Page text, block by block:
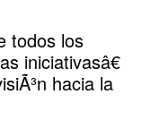
todos los
iniciativasâ€
hacia la